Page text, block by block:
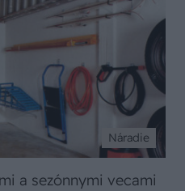
Náradie
a sezónnymi vecami